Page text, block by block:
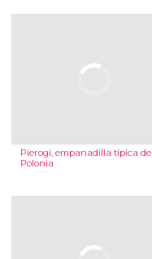
Pierogi, empanadilla típica de
Polonia